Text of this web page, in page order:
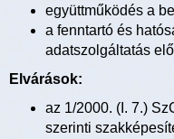
együttműködés a
a fenntartó és
adatszolgáltatás
Elvárások:
az 1/2000. (I. 7.)
szerinti